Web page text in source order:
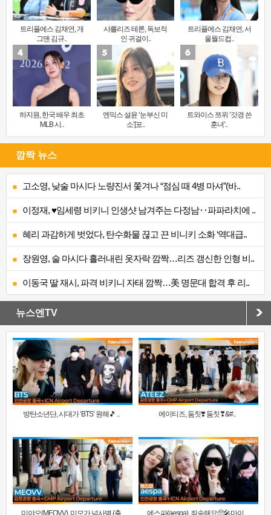
트리플에스 김채연, 개
그맨 김규..
샤를리즈 테론, 독보적
인 귀걸이..
트리플에스 김채연, 서
울월드컵..
하지원, 한국 배우 최초
MLB 시..
엔믹스 설윤 ‘눈부신 미
소’[포..
트와이스 쯔위 ‘갓경 쓴
훈녀’..
깜짝 뉴스
고소영, 낮술 마시다 노량진서 쫓겨나 “점심 때 4병 마셔”(바..
이정재, ♥임세령 비키니 인생샷 남겨주는 다정남‥파파라치에 ..
혜리 과감하게 벗었다, 탄수화물 끊고 끈 비니키 소화 ‘역대급..
장원영, 술 마시다 흘러내린 옷자락 깜짝…리즈 갱신한 인형 비..
이동국 딸 재시, 파격 비키니 자태 깜짝…美 명문대 합격 후 리..
뉴스엔TV
방탄소년단, 시대가 ‘BTS’ 원해🎵 .. 에이티즈, 둠칫❣️ 둠칫❣&#..
미야오(MEOVV), 미모가 넘사벽 (출 에스파(aespa), 죄송해요🥺🎤마이..